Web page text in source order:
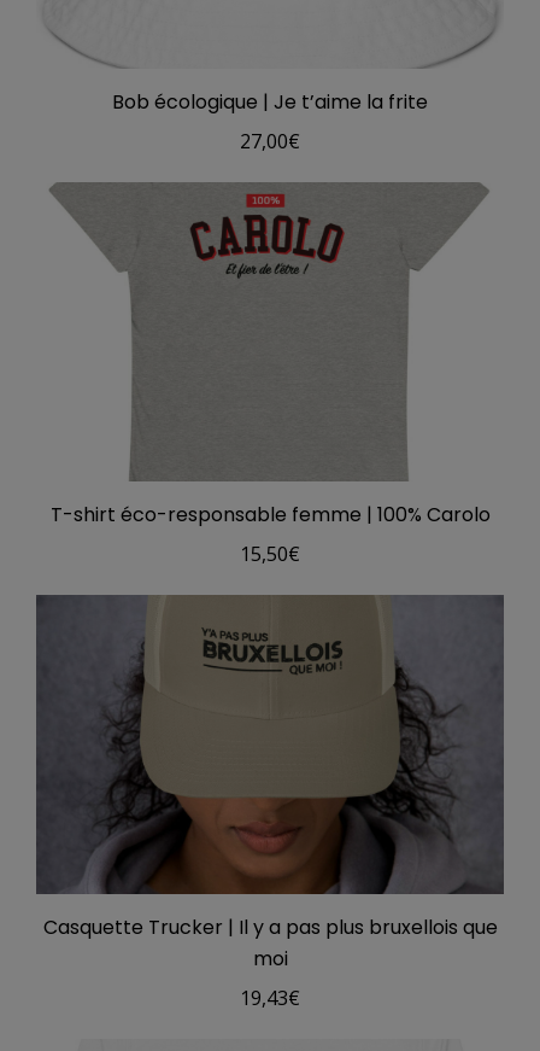
Bob écologique | Je t’aime la frite
27,00€
T-shirt éco-responsable femme | 100% Carolo
15,50€
Casquette Trucker | Il y a pas plus bruxellois que
moi
19,43€